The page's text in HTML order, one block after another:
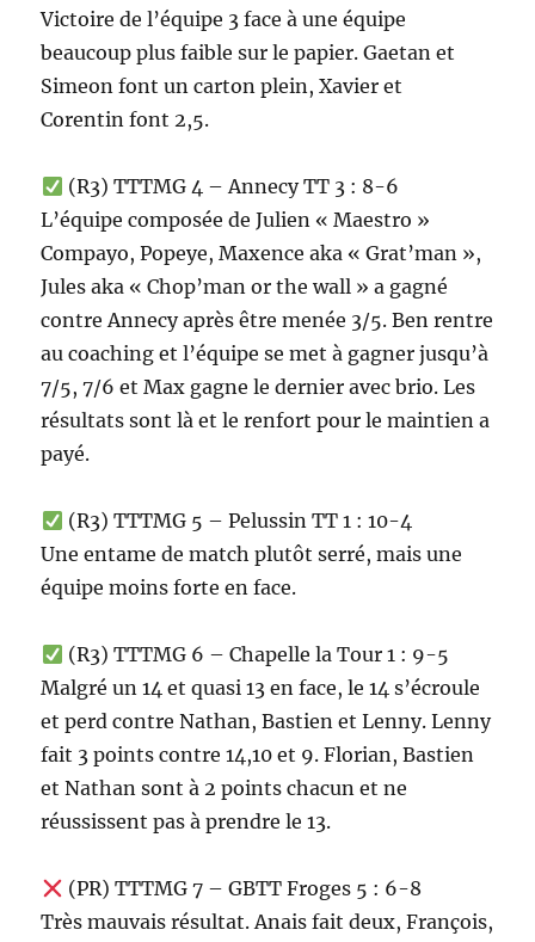
Victoire de l’équipe 3 face à une équipe
beaucoup plus faible sur le papier. Gaetan et
Simeon font un carton plein, Xavier et
Corentin font 2,5.
(R3) TTTMG 4 – Annecy TT 3 : 8-6
L’équipe composée de Julien « Maestro »
Compayo, Popeye, Maxence aka « Grat’man »,
Jules aka « Chop’man or the wall » a gagné
contre Annecy après être menée 3/5. Ben rentre
au coaching et l’équipe se met à gagner jusqu’à
7/5, 7/6 et Max gagne le dernier avec brio. Les
résultats sont là et le renfort pour le maintien a
payé.
(R3) TTTMG 5 – Pelussin TT 1 : 10-4
Une entame de match plutôt serré, mais une
équipe moins forte en face.
(R3) TTTMG 6 – Chapelle la Tour 1 : 9-5
Malgré un 14 et quasi 13 en face, le 14 s’écroule
et perd contre Nathan, Bastien et Lenny. Lenny
fait 3 points contre 14,10 et 9. Florian, Bastien
et Nathan sont à 2 points chacun et ne
réussissent pas à prendre le 13.
(PR) TTTMG 7 – GBTT Froges 5 : 6-8
Très mauvais résultat. Anais fait deux, François,